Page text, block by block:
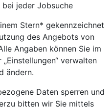
bei jeder Jobsuche
Stern* gekennzeichnet
des Angebots von
Angaben können Sie im
verwalten
ändern.
Daten sperren und
bitten wir Sie mittels